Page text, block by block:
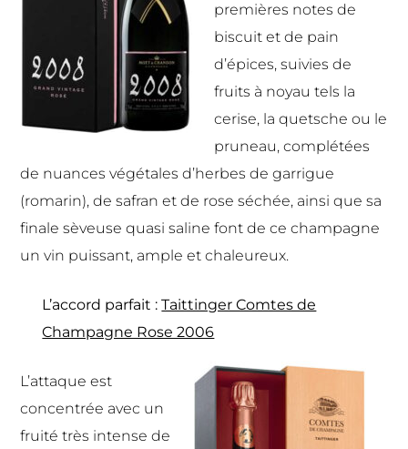
premières notes de
biscuit et de pain
d’épices, suivies de
fruits à noyau tels la
cerise, la quetsche ou le
pruneau, complétées
de nuances végétales d’herbes de garrigue
(romarin), de safran et de rose séchée, ainsi que sa
finale sèveuse quasi saline font de ce champagne
un vin puissant, ample et chaleureux.
L’accord parfait : Taittinger Comtes de
Champagne Rose 2006
L’attaque est
concentrée avec un
fruité très intense de